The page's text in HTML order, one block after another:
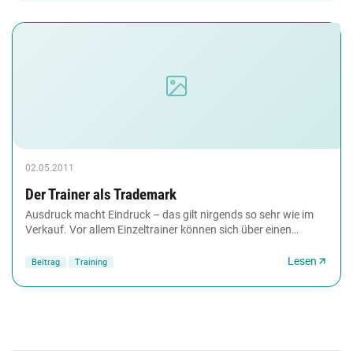
02.05.2011
Der Trainer als Trademark
Ausdruck macht Eindruck – das gilt nirgends so sehr wie im
Verkauf. Vor allem Einzeltrainer können sich über einen
Beitrag Training Lesen